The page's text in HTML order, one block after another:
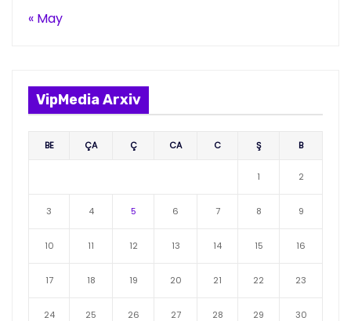
« May
VipMedia Arxiv
BE ÇA Ç CA C Ş B
1 2
3 4 5 6 7 8 9
10 11 12 13 14 15 16
17 18 19 20 21 22 23
24 25 26 27 28 29 30